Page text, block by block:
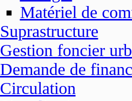
Matériel de
Suprastructure
Gestion foncier
Demande de
Circulation